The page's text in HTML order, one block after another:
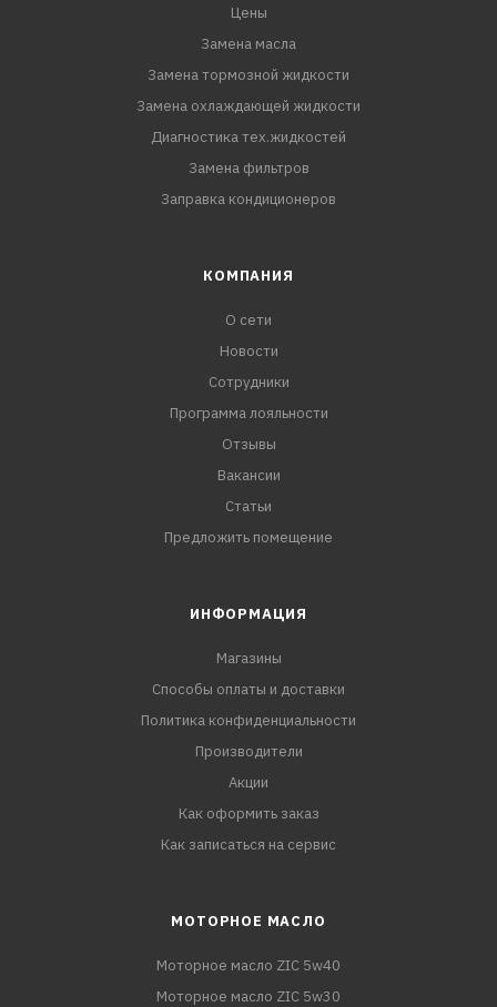
Цены
Замена масла
Замена тормозной жидкости
Замена охлаждающей жидкости
Диагностика тех.жидкостей
Замена фильтров
Заправка кондиционеров
КОМПАНИЯ
О сети
Новости
Сотрудники
Программа лояльности
Отзывы
Вакансии
Статьи
Предложить помещение
ИНФОРМАЦИЯ
Магазины
Способы оплаты и доставки
Политика конфиденциальности
Производители
Акции
Как оформить заказ
Как записаться на сервис
МОТОРНОЕ МАСЛО
Моторное масло ZIC 5w40
Моторное масло ZIC 5w30